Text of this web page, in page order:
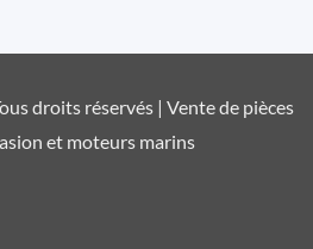
droits réservés | Vente de pièces
et moteurs marins